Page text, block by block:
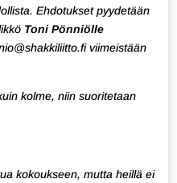
Ehdotukset pyydetään
Toni Pönniölle
viimeistään
kolme, niin suoritetaan
kokoukseen, mutta heillä ei